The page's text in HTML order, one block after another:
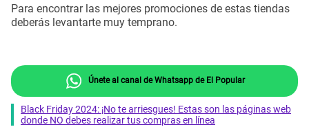
Para encontrar las mejores promociones de estas tiendas
deberás levantarte muy temprano.
Únete al canal de Whatsapp de El Popular
Black Friday 2024: ¡No te arriesgues! Estas son las páginas web
donde NO debes realizar tus compras en línea